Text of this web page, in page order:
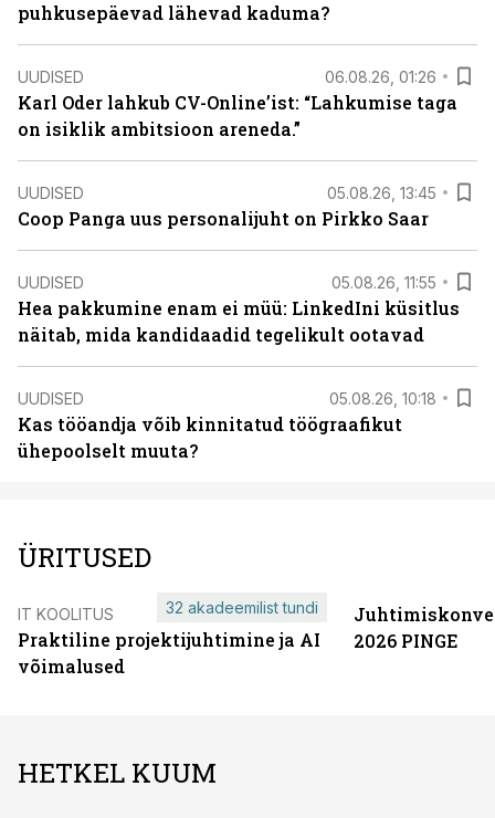
puhkusepäevad lähevad kaduma?
UUDISED 06.08.26, 01:26
Karl Oder lahkub CV-Online’ist: “Lahkumise taga
on isiklik ambitsioon areneda.”
UUDISED 05.08.26, 13:45
Coop Panga uus personalijuht on Pirkko Saar
UUDISED 05.08.26, 11:55
Hea pakkumine enam ei müü: LinkedIni küsitlus
näitab, mida kandidaadid tegelikult ootavad
UUDISED 05.08.26, 10:18
Kas tööandja võib kinnitatud töögraafikut
ühepoolselt muuta?
ÜRITUSED
IT KOOLITUS
Praktiline projektijuhtimine ja AI
võimalused
32 akadeemilist tundi
2026 PINGE
HETKEL KUUM